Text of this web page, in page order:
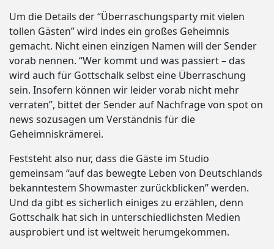
Um die Details der “Überraschungsparty mit vielen
tollen Gästen” wird indes ein großes Geheimnis
gemacht. Nicht einen einzigen Namen will der Sender
vorab nennen. “Wer kommt und was passiert – das
wird auch für Gottschalk selbst eine Überraschung
sein. Insofern können wir leider vorab nicht mehr
verraten”, bittet der Sender auf Nachfrage von spot on
news sozusagen um Verständnis für die
Geheimniskrämerei.
Feststeht also nur, dass die Gäste im Studio
gemeinsam “auf das bewegte Leben von Deutschlands
bekanntestem Showmaster zurückblicken” werden.
Und da gibt es sicherlich einiges zu erzählen, denn
Gottschalk hat sich in unterschiedlichsten Medien
ausprobiert und ist weltweit herumgekommen.